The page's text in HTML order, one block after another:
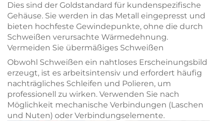
Dies sind der Goldstandard für kundenspezifische
Gehäuse. Sie werden in das Metall eingepresst und
bieten hochfeste Gewindepunkte, ohne die durch
Schweißen verursachte Wärmedehnung.
Vermeiden Sie übermäßiges Schweißen
Obwohl Schweißen ein nahtloses Erscheinungsbild
erzeugt, ist es arbeitsintensiv und erfordert häufig
nachträgliches Schleifen und Polieren, um
professionell zu wirken. Verwenden Sie nach
Möglichkeit mechanische Verbindungen (Laschen
und Nuten) oder Verbindungselemente.